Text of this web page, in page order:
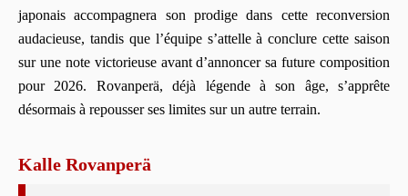
japonais accompagnera son prodige dans cette reconversion
audacieuse, tandis que l’équipe s’attelle à conclure cette saison
sur une note victorieuse avant d’annoncer sa future composition
pour 2026. Rovanperä, déjà légende à son âge, s’apprête
désormais à repousser ses limites sur un autre terrain.
Kalle Rovanperä